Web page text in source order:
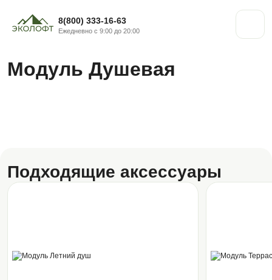
8(800) 333-16-63
Ежедневно с 9:00 до 20:00
Модуль Душевая
Подходящие аксессуары